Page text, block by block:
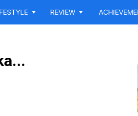
REVIEW